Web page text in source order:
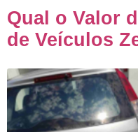
Qual o Valor
de Veículos